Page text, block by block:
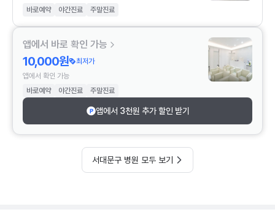
바로예약
야간진료 주말진료
앱에서 바로 확인 가능
10,000원
최저가
앱에서 확인 가능
바로예약
야간진료 주말진료
앱에서 3천원 추가 할인 받기
서대문구 병원 모두 보기